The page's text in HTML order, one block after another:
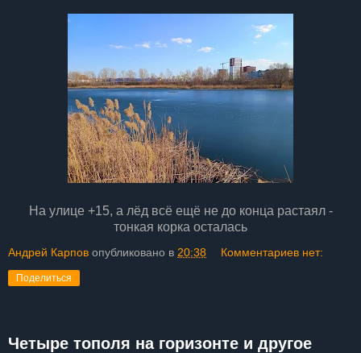
На улице +15, а лёд всё ещё не до конца растаял -
тонкая корка осталась
Андрей Карпов опубликовано в 20:38 Комментариев нет:
Поделиться
Четыре тополя на горизонте и другое